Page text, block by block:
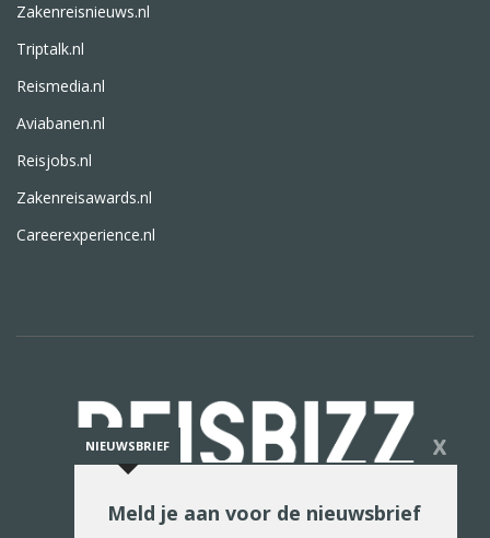
Zakenreisnieuws.nl
Triptalk.nl
Reismedia.nl
Aviabanen.nl
Reisjobs.nl
Zakenreisawards.nl
Careerexperience.nl
De reiswereld in woord en beeld
NIEUWSBRIEF X
Meld je aan voor de nieuwsbrief